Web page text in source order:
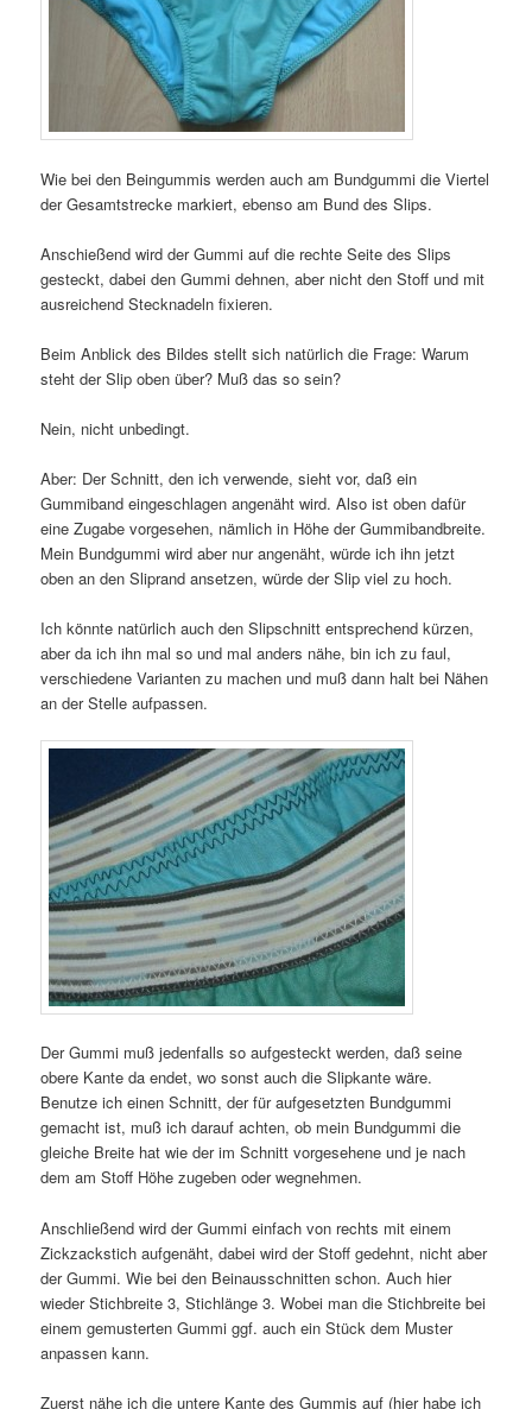
Wie bei den Beingummis werden auch am Bundgummi die Viertel
der Gesamtstrecke markiert, ebenso am Bund des Slips.
Anschießend wird der Gummi auf die rechte Seite des Slips
gesteckt, dabei den Gummi dehnen, aber nicht den Stoff und mit
ausreichend Stecknadeln fixieren.
Beim Anblick des Bildes stellt sich natürlich die Frage: Warum
steht der Slip oben über? Muß das so sein?
Nein, nicht unbedingt.
Aber: Der Schnitt, den ich verwende, sieht vor, daß ein
Gummiband eingeschlagen angenäht wird. Also ist oben dafür
eine Zugabe vorgesehen, nämlich in Höhe der Gummibandbreite.
Mein Bundgummi wird aber nur angenäht, würde ich ihn jetzt
oben an den Sliprand ansetzen, würde der Slip viel zu hoch.
Ich könnte natürlich auch den Slipschnitt entsprechend kürzen,
aber da ich ihn mal so und mal anders nähe, bin ich zu faul,
verschiedene Varianten zu machen und muß dann halt bei Nähen
an der Stelle aufpassen.
Der Gummi muß jedenfalls so aufgesteckt werden, daß seine
obere Kante da endet, wo sonst auch die Slipkante wäre.
Benutze ich einen Schnitt, der für aufgesetzten Bundgummi
gemacht ist, muß ich darauf achten, ob mein Bundgummi die
gleiche Breite hat wie der im Schnitt vorgesehene und je nach
dem am Stoff Höhe zugeben oder wegnehmen.
Anschließend wird der Gummi einfach von rechts mit einem
Zickzackstich aufgenäht, dabei wird der Stoff gedehnt, nicht aber
der Gummi. Wie bei den Beinausschnitten schon. Auch hier
wieder Stichbreite 3, Stichlänge 3. Wobei man die Stichbreite bei
einem gemusterten Gummi ggf. auch ein Stück dem Muster
anpassen kann.
Zuerst nähe ich die untere Kante des Gummis auf (hier habe ich